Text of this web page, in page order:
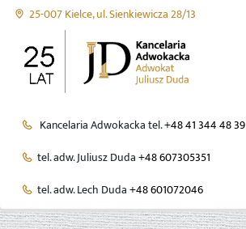
25-007 Kielce, ul. Sienkiewicza 28/13
Kancelaria Adwokacka tel.+48 41 344 48 39
tel. adw. Juliusz Duda+48 607305351
tel. adw. Lech Duda+48 601072046